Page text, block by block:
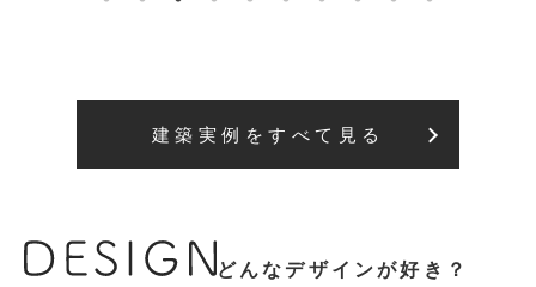
建築実例をすべて見る
どんなデザインが好き？